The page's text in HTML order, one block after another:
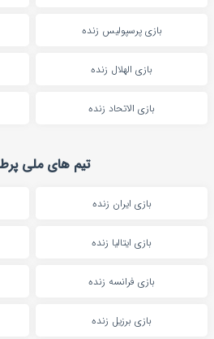
بازی پرسپولیس زنده
بازی الهلال زنده
بازی الاتحاد زنده
تیم های ملی
بازی ایران زنده
بازی ایتالیا زنده
بازی فرانسه زنده
بازی برزیل زنده